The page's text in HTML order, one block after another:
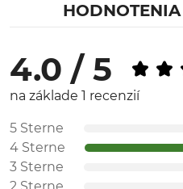
4.0 / 5
na základe 1 recenzií
5 Sterne
4 Sterne
3 Sterne